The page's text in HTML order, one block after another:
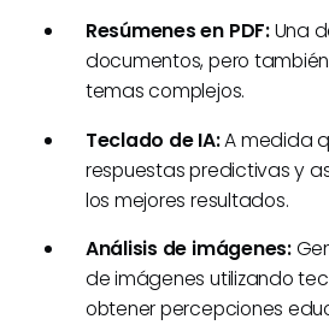
Resúmenes en PDF:Una
documentos, pero
temas complejos.
Teclado de IA:A medida
respuestas predictivas y
los mejores resultados.
Análisis de imágenes:
de imágenes utilizando
obtener percepciones